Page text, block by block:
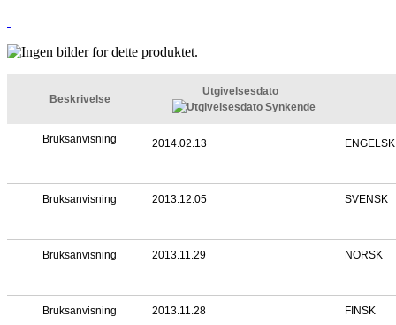
Beskrivelse
Utgivelsesdato
Bruksanvisning 2014.02.13 ENGELSK
Bruksanvisning 2013.12.05 SVENSK
Bruksanvisning 2013.11.29 NORSK
Bruksanvisning 2013.11.28 FINSK